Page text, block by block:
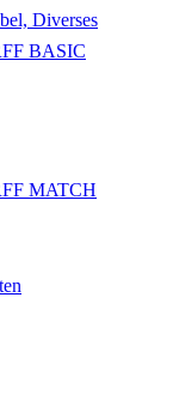
Diverses
BASIC
MATCH